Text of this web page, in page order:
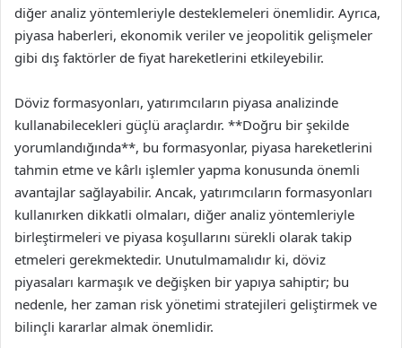
diğer analiz yöntemleriyle desteklemeleri önemlidir. Ayrıca,
piyasa haberleri, ekonomik veriler ve jeopolitik gelişmeler
gibi dış faktörler de fiyat hareketlerini etkileyebilir.
Döviz formasyonları, yatırımcıların piyasa analizinde
kullanabilecekleri güçlü araçlardır. **Doğru bir şekilde
yorumlandığında**, bu formasyonlar, piyasa hareketlerini
tahmin etme ve kârlı işlemler yapma konusunda önemli
avantajlar sağlayabilir. Ancak, yatırımcıların formasyonları
kullanırken dikkatli olmaları, diğer analiz yöntemleriyle
birleştirmeleri ve piyasa koşullarını sürekli olarak takip
etmeleri gerekmektedir. Unutulmamalıdır ki, döviz
piyasaları karmaşık ve değişken bir yapıya sahiptir; bu
nedenle, her zaman risk yönetimi stratejileri geliştirmek ve
bilinçli kararlar almak önemlidir.